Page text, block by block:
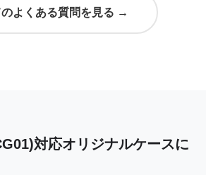
よくある質問を見る →
対応オリジナルケースに